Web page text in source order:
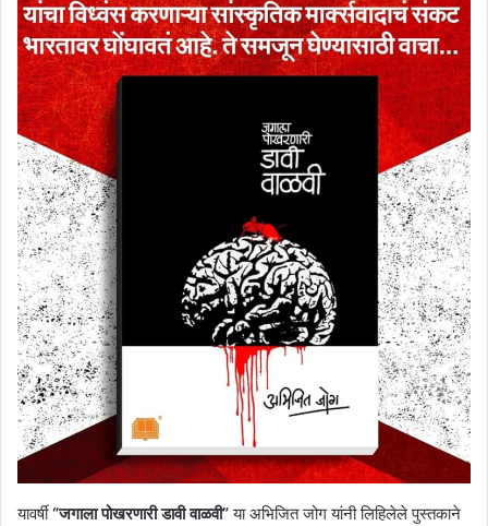
यावर्षी“जगाला पोखरणारी डावी वाळवी”या अभिजित जोग यांनी लिहिलेले पुस्तकाने